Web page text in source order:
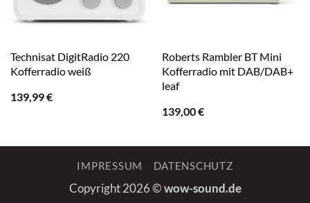
Technisat DigitRadio 220
Kofferradio weiß
139,99€
Roberts Rambler BT Mini
Kofferradio mit DAB/DAB+
leaf
139,00€
IMPRESSUM DATENSCHUTZ
Copyright 2026 ©wow-sound.de